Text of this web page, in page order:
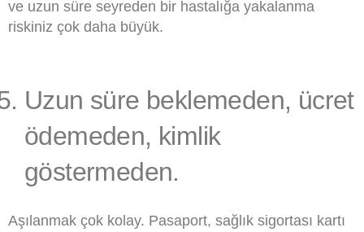
ve uzun süre seyreden bir hastalığa yakalanma
riskiniz çok daha büyük.
Uzun süre beklemeden, ücret
ödemeden, kimlik
göstermeden.
Aşılanmak çok kolay. Pasaport, sağlık sigortası kartı